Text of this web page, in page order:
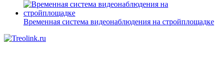
Временная система видеонаблюдения на стройплощадке